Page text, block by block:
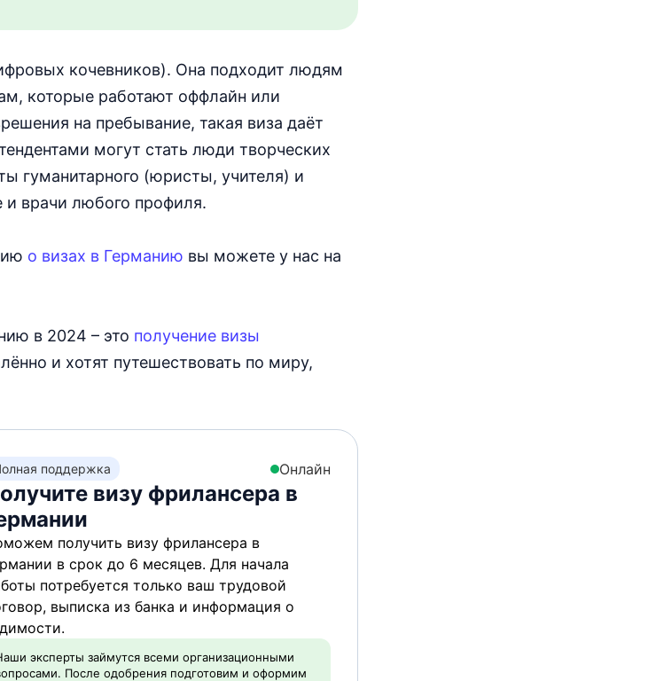
кочевников). Она подходит людям
которые работают оффлайн или
на пребывание, такая виза даёт
могут стать люди творческих
гуманитарного (юристы, учителя) и
врачи любого профиля.
о визах в Германию вы можете у нас на
в 2024 – это получение визы
и хотят путешествовать по миру,
поддержка Онлайн
визу фрилансера в
получить визу фрилансера в
в срок до 6 месяцев. Для начала
потребуется только ваш трудовой
выписка из банка и информация о
эксперты займутся всеми организационными
После одобрения подготовим и оформим